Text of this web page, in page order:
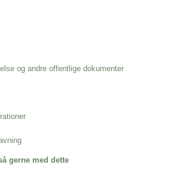
og andre offentlige dokumenter
gerne med dette